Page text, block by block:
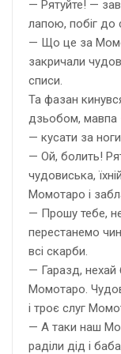
— Рятуйте! —
лапою, побіг до
— Що це за
закричали
списи.
Та фазан
дзьобом, мавпа
— кусати за
— Ой, болить!
чудовиська,
Момотаро і
— Прошу тебе,
перестанемо
всі скарби.
— Гаразд,
Момотаро.
і троє слуг
— А таки наш
раділи дід і